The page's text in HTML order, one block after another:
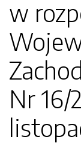
w
Nr 16/